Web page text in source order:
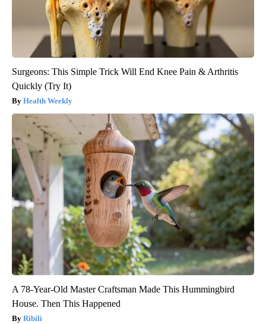
Surgeons: This Simple Trick Will End Knee Pain & Arthritis
Quickly (Try It)
Health Weekly
A 78-Year-Old Master Craftsman Made This Hummingbird
House. Then This Happened
Ribili